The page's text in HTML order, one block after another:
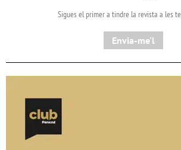
Sigues el primer a tindre la revista a les
Envia-me'l